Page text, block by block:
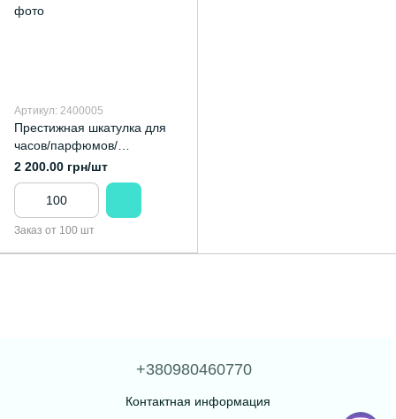
Артикул: 2400005
Престижная шкатулка для
часов/парфюмов/
ювелирных изделий из
натурального дерева и
скрытыми петлями
2 200.00 грн/шт
Заказ от 100 шт
+380980460770
Контактная информация